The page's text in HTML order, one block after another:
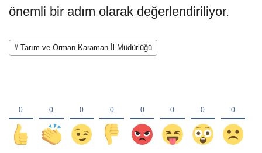
önemli bir adım olarak değerlendiriliyor.
# Tarım ve Orman Karaman İl Müdürlüğü